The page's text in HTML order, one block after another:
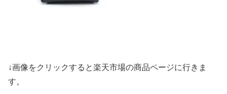
↓画像をクリックすると楽天市場の商品ページに行きま
す。